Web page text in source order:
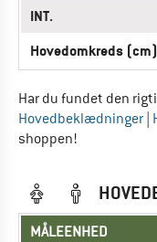
INT.
Hovedomkreds (cm)
Har du fundet den
Hovedbeklædninger
shoppen!
MÅLEENHED